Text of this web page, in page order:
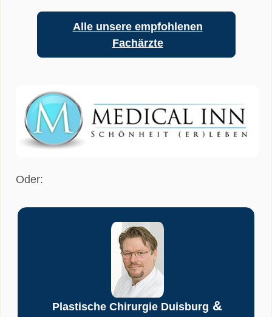
Alle unsere empfohlenen
Fachärzte
Oder:
Plastische Chirurgie Duisburg &